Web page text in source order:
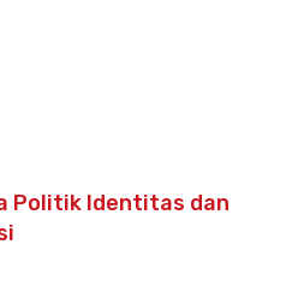
Politik Identitas dan